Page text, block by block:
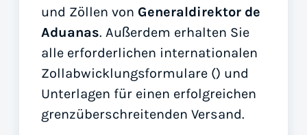
und Zöllen von Generaldirektor de
Aduanas. Außerdem erhalten Sie
alle erforderlichen internationalen
Zollabwicklungsformulare () und
Unterlagen für einen erfolgreichen
grenzüberschreitenden Versand.